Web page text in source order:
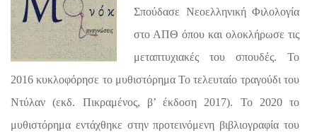
Σπούδασε Νεοελληνική Φιλολογία
στο ΑΠΘ όπου και ολοκλήρωσε τις
μεταπτυχιακές του σπουδές. Το
2016 κυκλοφόρησε το μυθιστόρημα Το τελευταίο τραγούδι του
Ντύλαν (εκδ. Πικραμένος, β’ έκδοση 2017). Το 2020 το
μυθιστόρημα εντάχθηκε στην προτεινόμενη βιβλιογραφία του